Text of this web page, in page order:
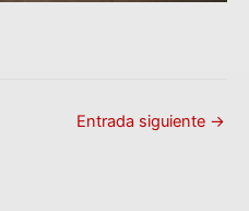
Entrada siguiente →